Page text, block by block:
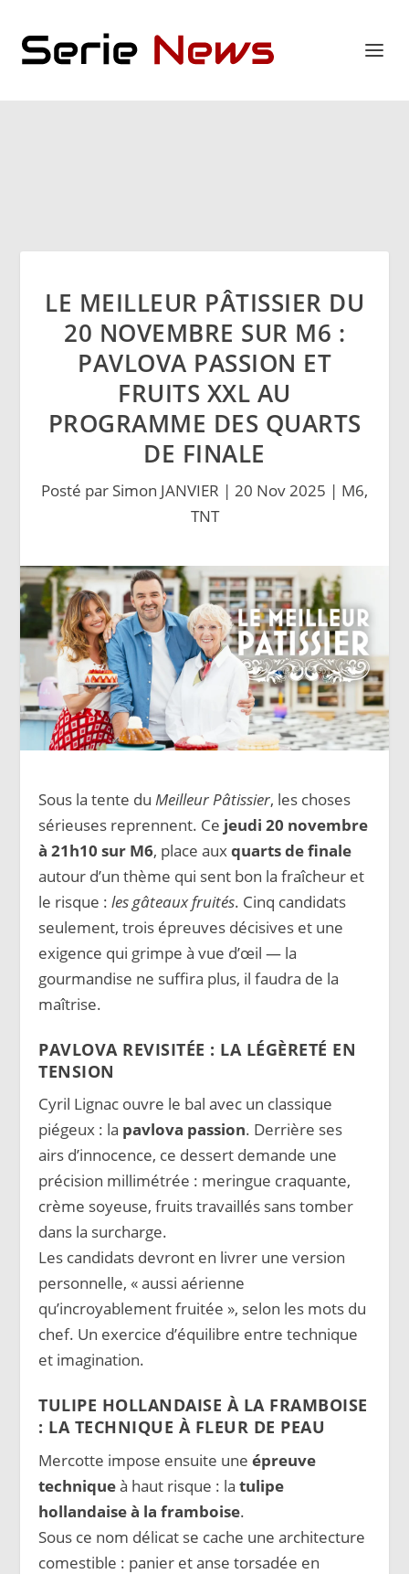
LE MEILLEUR PÂTISSIER DU
20 NOVEMBRE SUR M6 :
PAVLOVA PASSION ET
FRUITS XXL AU
PROGRAMME DES QUARTS
DE FINALE
Posté par Simon JANVIER | 20 Nov 2025 | M6,
TNT
Sous la tente du Meilleur Pâtissier, les choses
sérieuses reprennent. Ce jeudi 20 novembre
à 21h10 sur M6, place auxquarts de finale
autour d’un thème qui sent bon la fraîcheur et
le risque :les gâteaux fruités. Cinq candidats
seulement, trois épreuves décisives et une
exigence qui grimpe à vue d’œil — la
gourmandise ne suffira plus, il faudra de la
maîtrise.
PAVLOVA REVISITÉE : LA LÉGÈRETÉ EN
TENSION
Cyril Lignac ouvre le bal avec un classique
piégeux : la pavlova passion. Derrière ses
airs d’innocence, ce dessert demande une
précision millimétrée : meringue craquante,
crème soyeuse, fruits travaillés sans tomber
dans la surcharge.
Les candidats devront en livrer une version
personnelle, « aussi aérienne
qu’incroyablement fruitée », selon les mots du
chef. Un exercice d’équilibre entre technique
et imagination.
TULIPE HOLLANDAISE À LA FRAMBOISE
: LA TECHNIQUE À FLEUR DE PEAU
Mercotte impose ensuite uneépreuve
techniqueà haut risque : latulipe
hollandaise à la framboise.
Sous ce nom délicat se cache une architecture
comestible : panier et anse torsadée en